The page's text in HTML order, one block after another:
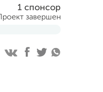
1 спонсор
Проект завершен